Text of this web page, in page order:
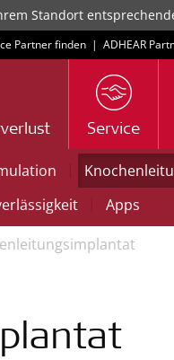
Standort
Partner finden | ADHEAR
Service
|
|
Apps